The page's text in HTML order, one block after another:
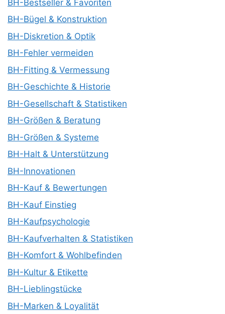
BH-Bestseller & Favoriten
BH-Bügel & Konstruktion
BH-Diskretion & Optik
BH-Fehler vermeiden
BH-Fitting & Vermessung
BH-Geschichte & Historie
BH-Gesellschaft & Statistiken
BH-Größen & Beratung
BH-Größen & Systeme
BH-Halt & Unterstützung
BH-Innovationen
BH-Kauf & Bewertungen
BH-Kauf Einstieg
BH-Kaufpsychologie
BH-Kaufverhalten & Statistiken
BH-Komfort & Wohlbefinden
BH-Kultur & Etikette
BH-Lieblingstücke
BH-Marken & Loyalität